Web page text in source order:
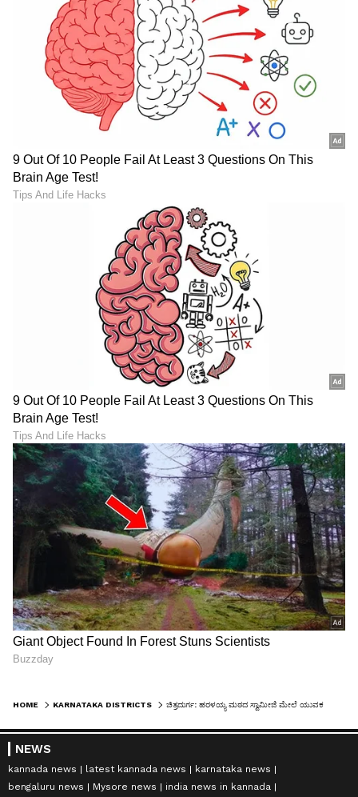
HOME KARNATAKA DISTRICTS
NEWS
kannada news latest kannada news
karnataka news
bengaluru news
Mysore news
india news in kannada